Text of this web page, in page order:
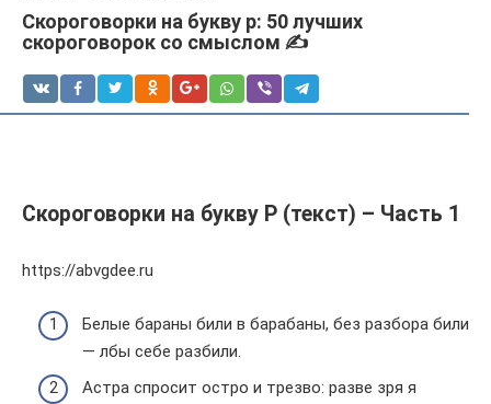
Скороговорки на букву р: 50 лучших
скороговорок со смыслом ✍
Скороговорки на букву Р (текст) – Часть 1
https://abvgdee.ru
Белые бараны били в барабаны, без разбора били
— лбы себе разбили.
Астра спросит остро и трезво: разве зря я